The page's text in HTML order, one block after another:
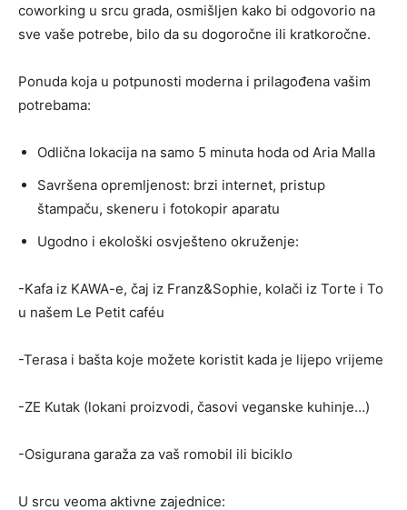
coworking u srcu grada, osmišljen kako bi odgovorio na
sve vaše potrebe, bilo da su dogoročne ili kratkoročne.
Ponuda koja u potpunosti moderna i prilagođena vašim
potrebama:
Odlična lokacija na samo 5 minuta hoda od Aria Malla
Savršena opremljenost: brzi internet, pristup
štampaču, skeneru i fotokopir aparatu
Ugodno i ekološki osvješteno okruženje:
-Kafa iz KAWA-e, čaj iz Franz&Sophie, kolači iz Torte i To
u našem Le Petit caféu
-Terasa i bašta koje možete koristit kada je lijepo vrijeme
-ZE Kutak (lokani proizvodi, časovi veganske kuhinje…)
-Osigurana garaža za vaš romobil ili biciklo
U srcu veoma aktivne zajednice: